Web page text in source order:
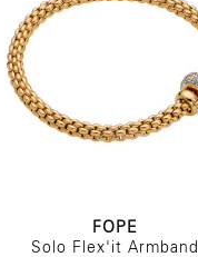
FOPE
Solo Flex'it Armband